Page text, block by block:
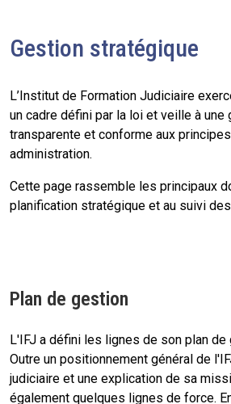
Gestion stratégique
L’Institut de Formation Judiciaire
un cadre défini par la loi et veille à une
transparente et conforme aux
administration.
Cette page rassemble les principaux
planification stratégique et au suivi
Plan de gestion
L'IFJ a défini les lignes de son plan
Outre un positionnement général de
judiciaire et une explication de sa
également quelques lignes de force.